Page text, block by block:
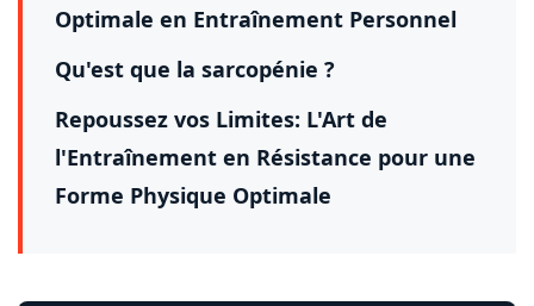
Optimale en Entraînement Personnel
Qu'est que la sarcopénie ?
Repoussez vos Limites: L'Art de
l'Entraînement en Résistance pour une
Forme Physique Optimale